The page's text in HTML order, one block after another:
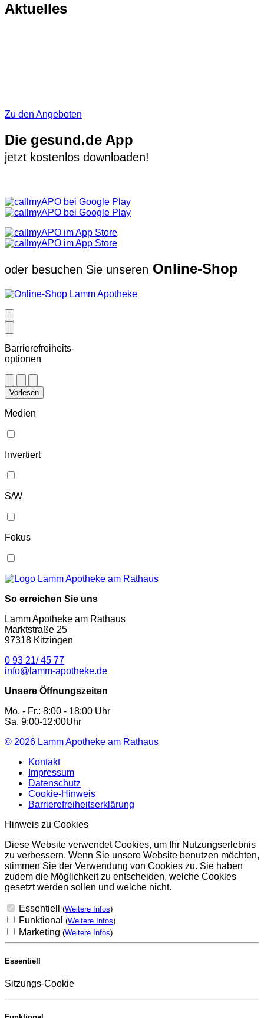
Aktuelles
Zu den Angeboten
Die gesund.de App
jetzt kostenlos downloaden!
oder besuchen Sie unseren Online-Shop
Barrierefreiheits-
optionen
Vorlesen
Medien
Invertiert
S/W
Fokus
So erreichen Sie uns
Lamm Apotheke am Rathaus
Marktstraße 25
97318 Kitzingen
0 93 21/ 45 77
info@lamm-apotheke.de
Unsere Öffnungszeiten
Mo. - Fr.: 8:00 - 18:00 Uhr
Sa. 9:00-12:00Uhr
© 2026 Lamm Apotheke am Rathaus
Kontakt
Impressum
Datenschutz
Cookie-Hinweis
Barrierefreiheitserklärung
Hinweis zu Cookies
Diese Website verwendet Cookies, um Ihr Nutzungserlebnis
zu verbessern. Wenn Sie unsere Website benutzen möchten,
stimmen Sie der Verwendung von Cookies zu. Sie haben
zudem die Möglichkeit zu entscheiden, welche Cookies
gesetzt werden sollen und welche nicht.
Essentiell (Weitere Infos)
Funktional (Weitere Infos)
Marketing (Weitere Infos)
Essentiell
Sitzungs-Cookie